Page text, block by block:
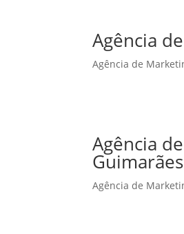
Agência
Agência de
Agência
Guimarães
Agência de